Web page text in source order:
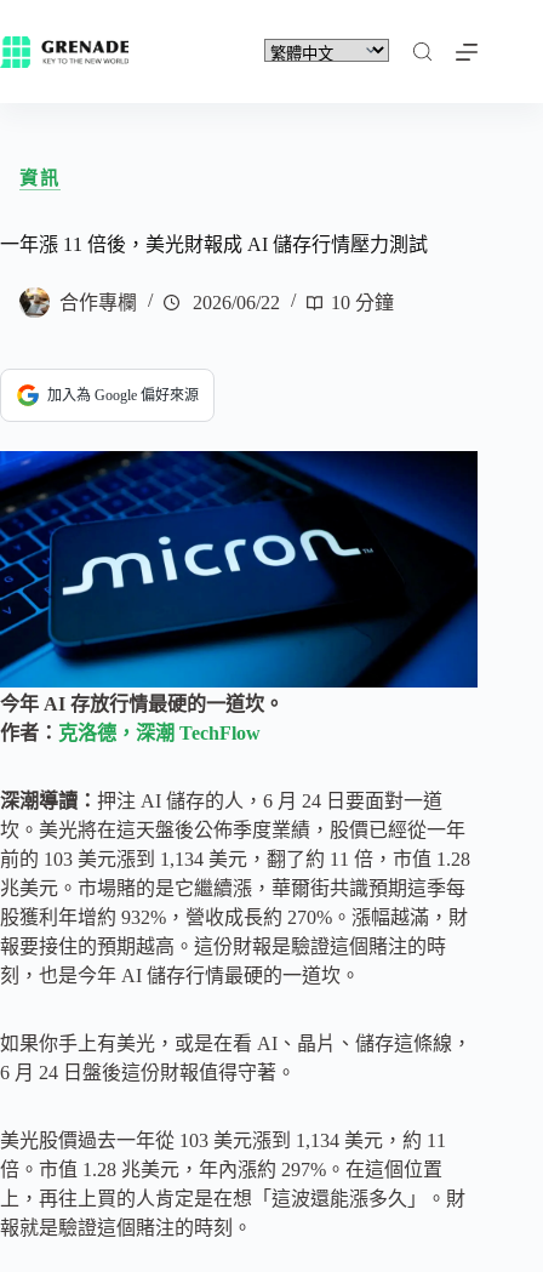
資訊
一年漲 11 倍後，美光財報成 AI 儲存行情壓力測試
合作專欄 2026/06/22 10 分鐘
加入為 Google 偏好來源
今年 AI 存放行情最硬的一道坎。
作者： 克洛德，深潮 TechFlow
深潮導讀： 押注 AI 儲存的人，6 月 24 日要面對一道
坎。美光將在這天盤後公佈季度業績，股價已經從一年
前的 103 美元漲到 1,134 美元，翻了約 11 倍，市值 1.28
兆美元。市場賭的是它繼續漲，華爾街共識預期這季每
股獲利年增約 932%，營收成長約 270%。漲幅越滿，財
報要接住的預期越高。這份財報是驗證這個賭注的時
刻，也是今年 AI 儲存行情最硬的一道坎。
如果你手上有美光，或是在看 AI、晶片、儲存這條線，
6 月 24 日盤後這份財報值得守著。
美光股價過去一年從 103 美元漲到 1,134 美元，約 11
倍。市值 1.28 兆美元，年內漲約 297%。在這個位置
上，再往上買的人肯定是在想「這波還能漲多久」。財
報就是驗證這個賭注的時刻。